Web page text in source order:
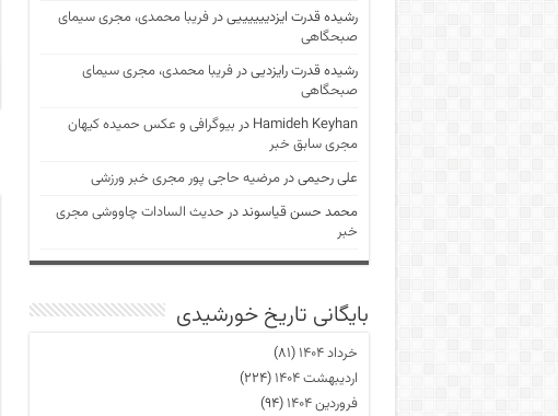
رشیده قدرت ایزدیییییییدرفریبا محمدی، مجری سیمای
صبحگاهی
رشیده قدرت رایزدییدرفریبا محمدی، مجری سیمای
صبحگاهی
Hamideh Keyhan در بیوگرافی و عکس حمیده کیهان
مجری سابق خبر
علی رحیمیدرمرضیه حاجی پور مجری خبر ورزشی
محمد حسن قیاسونددر حدیث السادات چاووشی مجری
خبر
بایگانی تاریخ خورشیدی
خرداد ۱۴۰۴
(۸۱)
اردیبهشت ۱۴۰۴
(۲۲۴)
فروردین ۱۴۰۴
(۹۴)